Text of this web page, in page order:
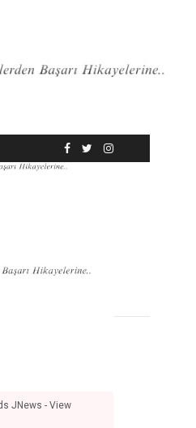
JNews - View